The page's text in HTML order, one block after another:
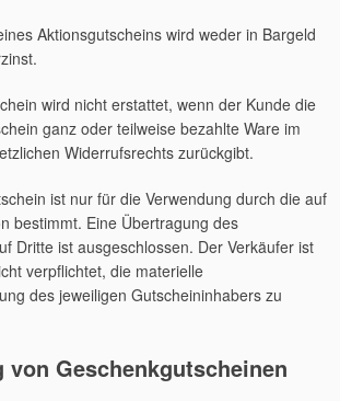
Aktionsgutscheins wird weder in Bargeld
wird nicht erstattet, wenn der Kunde die
ganz oder teilweise bezahlte Ware im
Widerrufsrechts zurückgibt.
ist nur für die Verwendung durch die auf
bestimmt. Eine Übertragung des
Dritte ist ausgeschlossen. Der Verkäufer ist
verpflichtet, die materielle
des jeweiligen Gutscheininhabers zu
von Geschenkgutscheinen